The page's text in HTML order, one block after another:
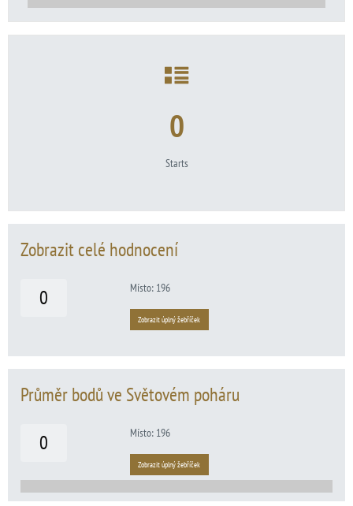
0
Starts
Zobrazit celé hodnocení
0
Místo: 196
Zobrazit úplný žebříček
Průměr bodů ve Světovém poháru
0
Místo: 196
Zobrazit úplný žebříček